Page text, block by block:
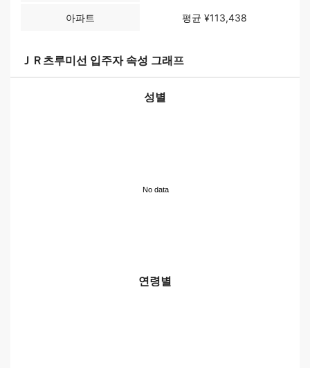
아파트 평균 ¥113,438
ＪＲ츠루미선 입주자 속성 그래프
성별
No data
연령별